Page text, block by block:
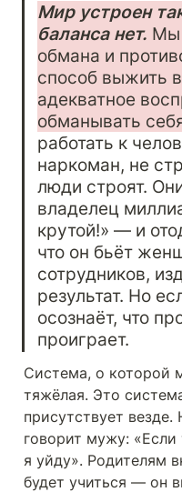
Мир устроен
баланса нет. Мы
обмана и
способ выжить
адекватное
обманывать
работать к
наркоман, не
люди строят.
владелец
крутой!» — и
что он бьёт
сотрудников,
результат. Но
осознаёт, что
проиграет.
Система, о которой
тяжёлая. Это
присутствует
говорит мужу:
я уйду». Родителям
будет учиться — он